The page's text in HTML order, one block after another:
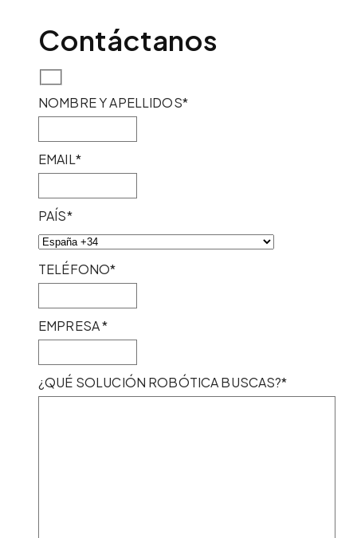
Contáctanos
NOMBRE Y APELLIDOS*
EMAIL*
PAÍS*
TELÉFONO*
EMPRESA *
¿QUÉ SOLUCIÓN ROBÓTICA BUSCAS?*